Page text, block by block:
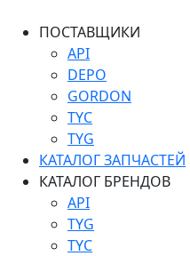
ПОСТАВЩИКИ
API
DEPO
GORDON
TYC
TYG
КАТАЛОГ ЗАПЧАСТЕЙ
КАТАЛОГ БРЕНДОВ
API
TYG
TYC